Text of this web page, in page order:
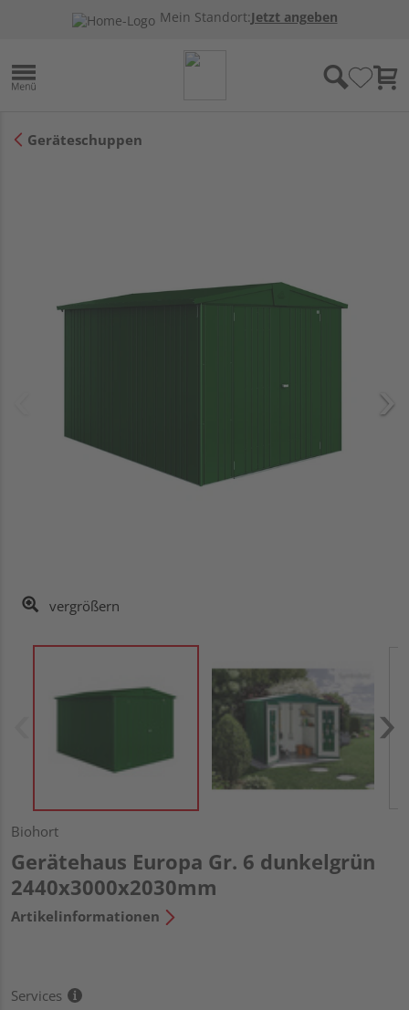
Mein Standort:Jetzt angeben
Geräteschuppen
vergrößern
Biohort
Gerätehaus Europa Gr. 6 dunkelgrün
2440x3000x2030mm
Artikelinformationen
Services